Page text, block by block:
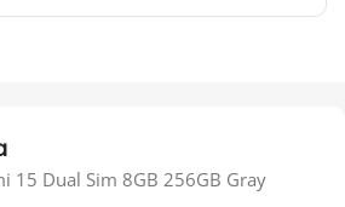
15 Dual Sim 8GB 256GB Gray